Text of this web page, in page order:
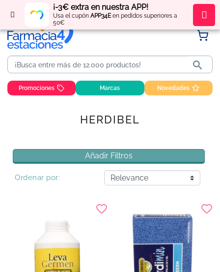
¡-3€ extra en nuestra APP!
Usa el cupón APP34Een pedidos superiores a
50€
Regístratey obténpuntos por tus compras

Promociones Marcas Novedades
HERDIBEL
Añadir Filtros
Ordenar por: